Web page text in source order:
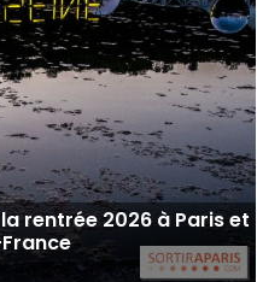
rentrée 2026 à Paris et